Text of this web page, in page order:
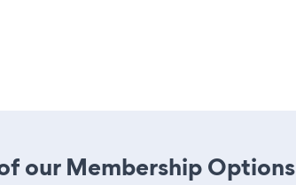
our Membership Options